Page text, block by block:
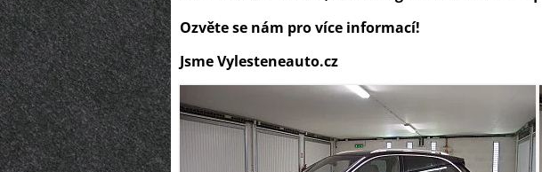
Ozvěte se nám pro více informací!
Jsme Vylesteneauto.cz